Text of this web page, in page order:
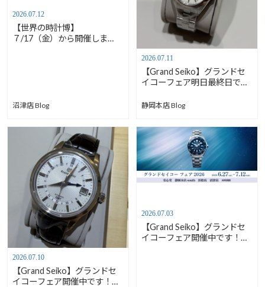
2026.07.12
【世界の時計博】
７/17（金）から開催しま
沼津店 Blog
2026.07.11
【Grand Seiko】グランドセ
イコーフェア明日最終日で
介！【安心堂静岡本店
静岡本店 Blog
2026.07.10
【Grand Seiko】グランドセ
イコーフェア開催中です！！
2026.07.03
【Grand Seiko】グランドセ
イコーフェア開催中です！！